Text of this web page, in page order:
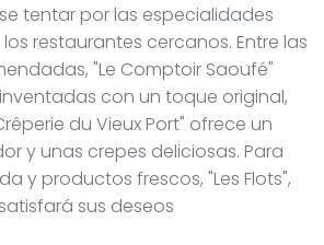
tentar por las especialidades
restaurantes cercanos. Entre las
"Le Comptoir Saoufé"
con un toque original,
du Vieux Port" ofrece un
y unas crepes deliciosas. Para
y productos frescos, "Les Flots",
sus deseos